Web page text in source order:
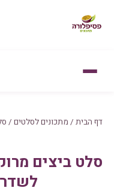
דף הבית / מתכונים לסלטים /
סלט ביצים